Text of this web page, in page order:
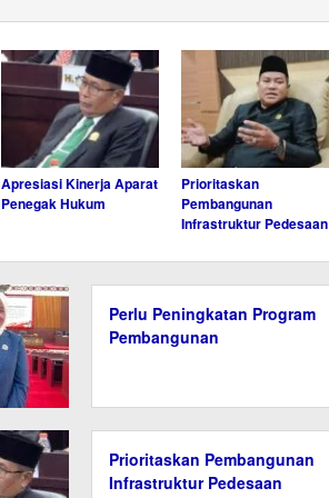
Apresiasi Kinerja Aparat
Penegak Hukum
Prioritaskan
Pembangunan
Infrastruktur Pedesaan
Perlu Peningkatan Program
Pembangunan
Prioritaskan Pembangunan
Infrastruktur Pedesaan